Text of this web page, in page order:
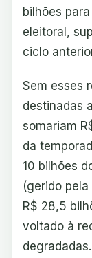
bilhões
eleitoral,
ciclo
Sem esses
destinadas
somariam
da
10 bilhões
(gerido pela
R$ 28,5
voltado à
degradadas.